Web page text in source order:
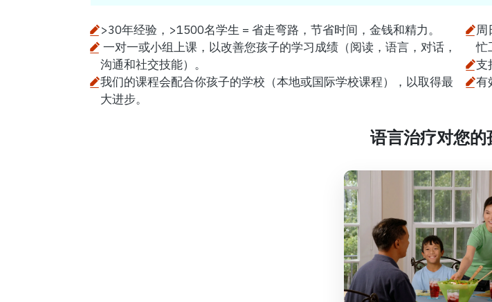
>30年经验，>1500名学生 = 省走弯路，节省时间，金钱和精力。
一对一或小组上课，以改善您孩子的学习成绩（阅读，语言，对话，
沟通和社交技能）。
我们的课程会配合你孩子的学校（本地或国际学校课程），以取得最
大进步。
周
忙
支
有
语言治疗对您的